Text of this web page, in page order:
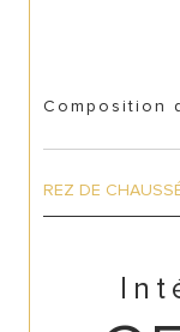
Composition
REZ DE